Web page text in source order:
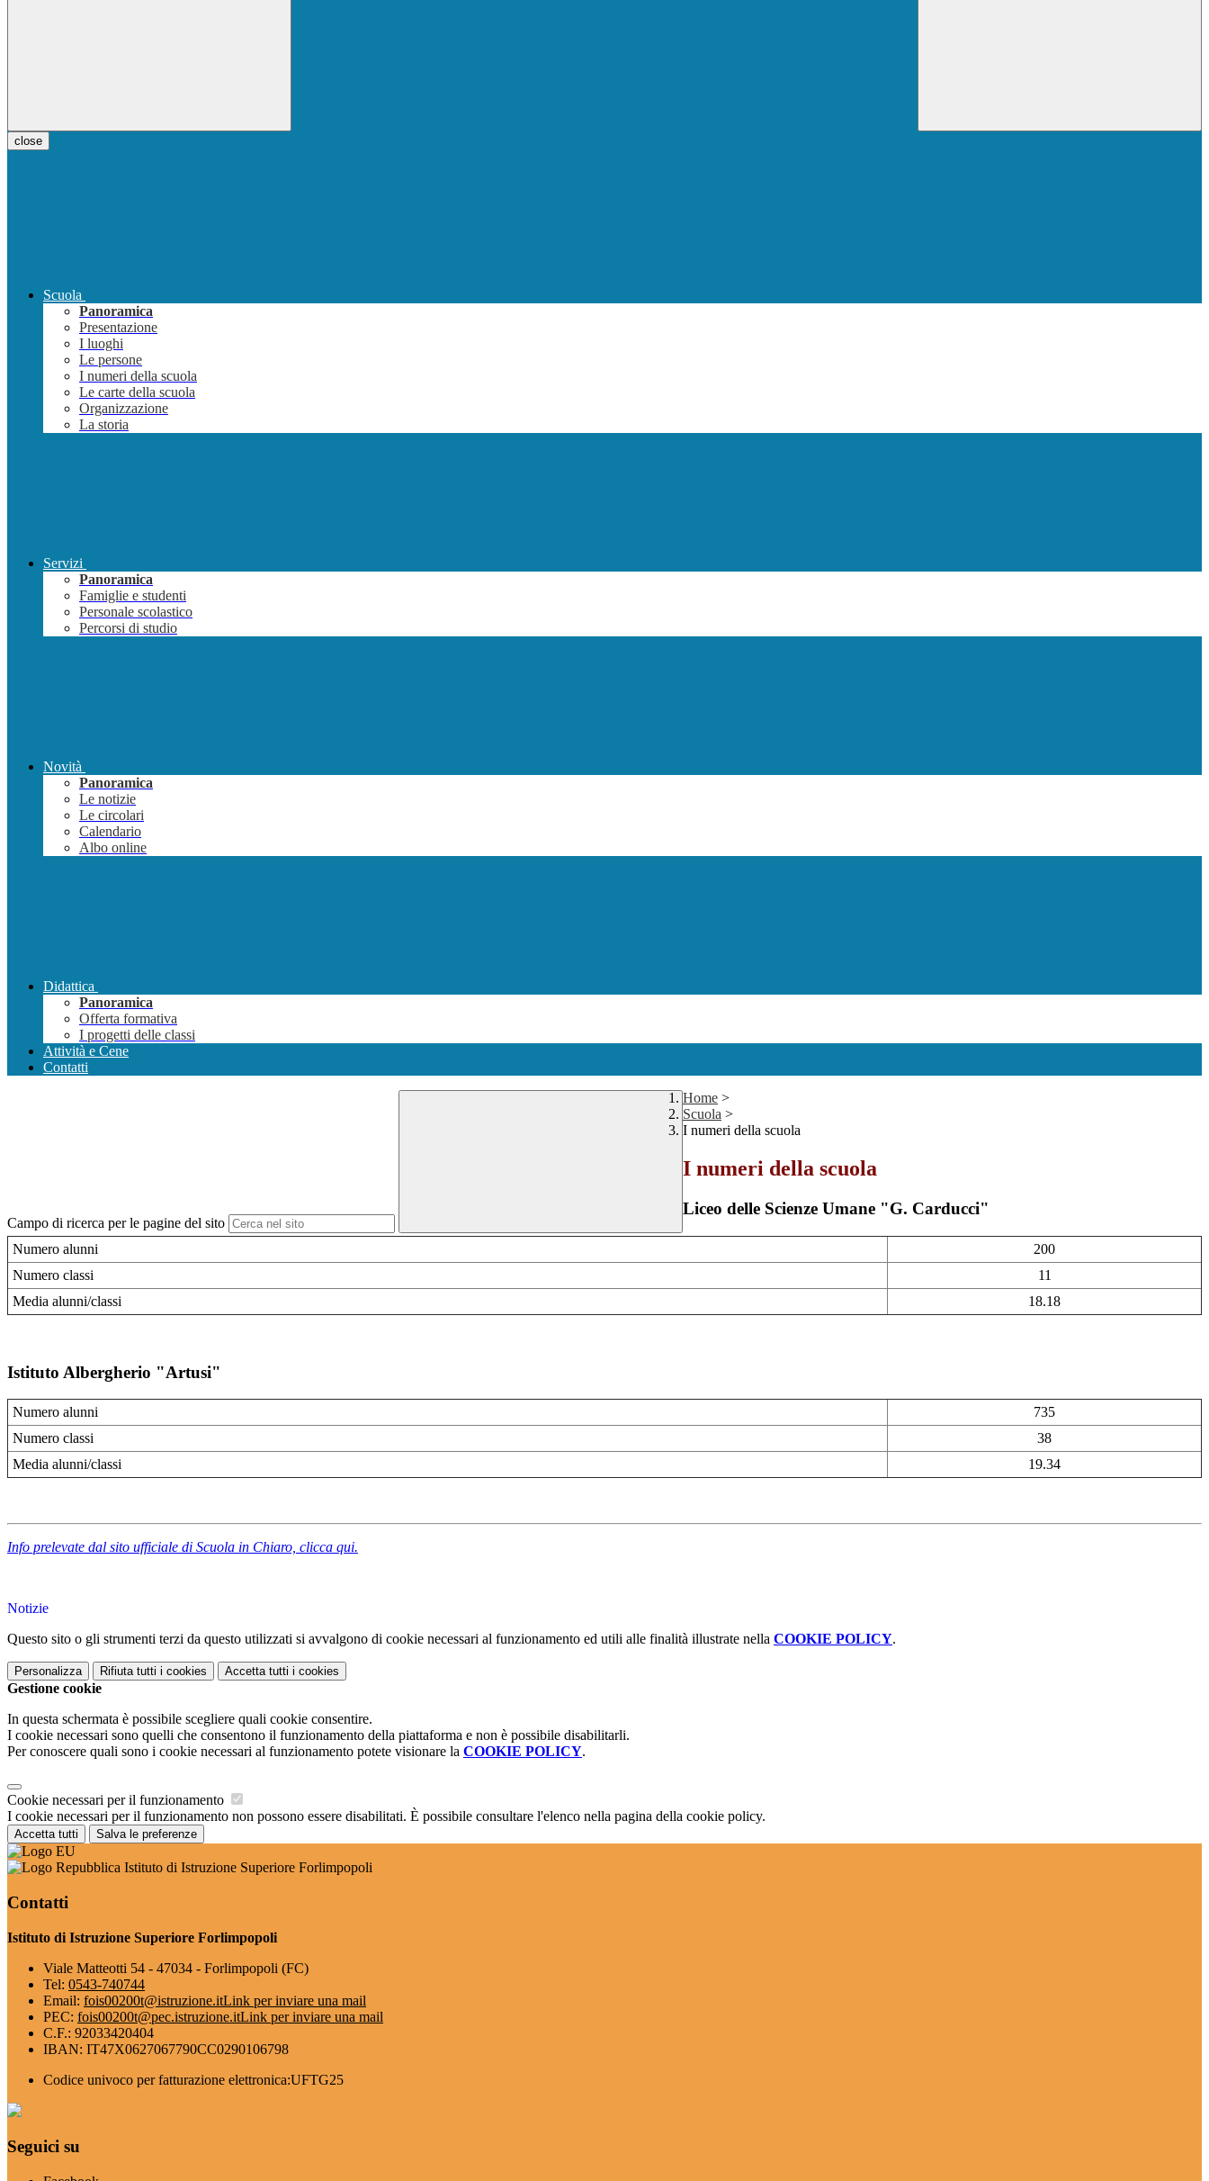
close
Scuola
Panoramica
Presentazione
I luoghi
Le persone
I numeri della scuola
Le carte della scuola
Organizzazione
La storia
Servizi
Panoramica
Famiglie e studenti
Personale scolastico
Percorsi di studio
Novità
Panoramica
Le notizie
Le circolari
Calendario
Albo online
Didattica
Panoramica
Offerta formativa
I progetti delle classi
Attività e Cene
Contatti
Campo di ricerca per le pagine del sito
Home >
Scuola >
I numeri della scuola
I numeri della scuola
Liceo delle Scienze Umane "G. Carducci"
Numero alunni
200
Numero classi
11
Media alunni/classi
18.18
Istituto Albergherio "Artusi"
Numero alunni
735
Numero classi
38
Media alunni/classi
19.34
Info prelevate dal sito ufficiale di Scuola in Chiaro, clicca qui.
Notizie
Questo sito o gli strumenti terzi da questo utilizzati si avvalgono di cookie necessari al funzionamento ed utili alle finalità illustrate nella COOKIE POLICY.
Personalizza Rifiuta tutti i cookies Accetta tutti i cookies
Gestione cookie
In questa schermata è possibile scegliere quali cookie consentire.
I cookie necessari sono quelli che consentono il funzionamento della piattaforma e non è possibile disabilitarli.
Per conoscere quali sono i cookie necessari al funzionamento potete visionare la COOKIE POLICY.
Cookie necessari per il funzionamento
I cookie necessari per il funzionamento non possono essere disabilitati. È possibile consultare l'elenco nella pagina della cookie policy.
Accetta tutti Salva le preferenze
Istituto di Istruzione Superiore Forlimpopoli
Contatti
Istituto di Istruzione Superiore Forlimpopoli
Viale Matteotti 54 - 47034 - Forlimpopoli (FC)
Tel: 0543-740744
Email: fois00200t@istruzione.itLink per inviare una mail
PEC: fois00200t@pec.istruzione.itLink per inviare una mail
C.F.: 92033420404
IBAN: IT47X0627067790CC0290106798
Codice univoco per fatturazione elettronica:UFTG25
Seguici su